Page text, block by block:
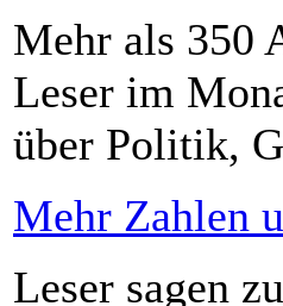
Mehr als 350
Leser im
über Politik,
Mehr Zahlen
Leser sagen